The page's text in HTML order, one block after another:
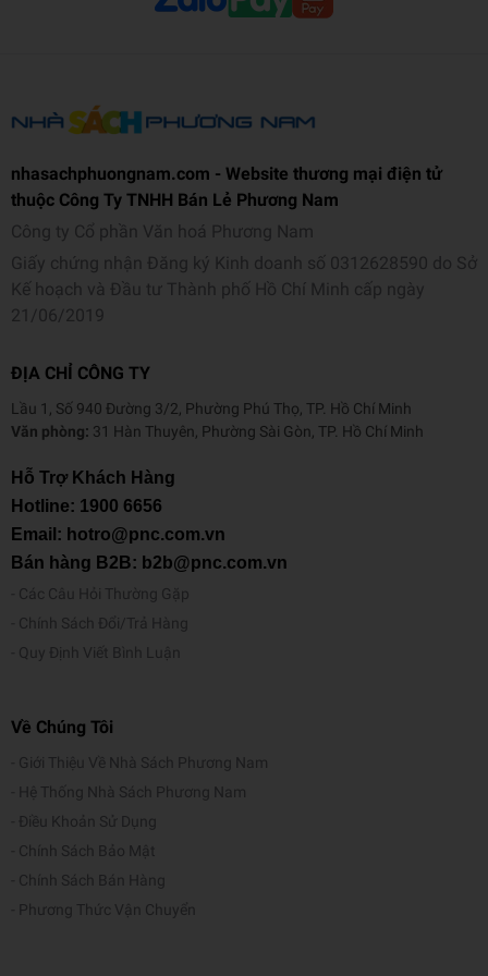
Tác giả: Thanh Hằng
Ngôn ngữ: Tiếng Việt
Kích thước: 17.5 x 25 cm
Số trang: 132
Năm xuất bản: 2025
Nhà xuất bản: NXB Phụ Nữ
nhasachphuongnam.com - Website thương mại điện tử
thuộc Công Ty TNHH Bán Lẻ Phương Nam
Công ty Cổ phần Văn hoá Phương Nam
Giấy chứng nhận Đăng ký Kinh doanh số 0312628590 do Sở
Kế hoạch và Đầu tư Thành phố Hồ Chí Minh cấp ngày
21/06/2019
ĐỊA CHỈ CÔNG TY
Lầu 1, Số 940 Đường 3/2, Phường Phú Thọ, TP. Hồ Chí Minh
Văn phòng: 31 Hàn Thuyên, Phường Sài Gòn, TP. Hồ Chí Minh
Hỗ Trợ Khách Hàng
Hotline: 1900 6656
Email: hotro@pnc.com.vn
Bán hàng B2B: b2b@pnc.com.vn
Các Câu Hỏi Thường Gặp
Chính Sách Đổi/Trả Hàng
Quy Định Viết Bình Luận
Về Chúng Tôi
Giới Thiệu Về Nhà Sách Phương Nam
Hệ Thống Nhà Sách Phương Nam
Điều Khoản Sử Dụng
Chính Sách Bảo Mật
Chính Sách Bán Hàng
Phương Thức Vận Chuyển